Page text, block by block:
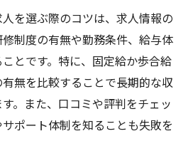
を選ぶ際のコツは、求人情報の
制度の有無や勤務条件、給与体
とです。特に、固定給か歩合給
無を比較することで長期的な収
。また、口コミや評判をチェッ
ポート体制を知ることも失敗を